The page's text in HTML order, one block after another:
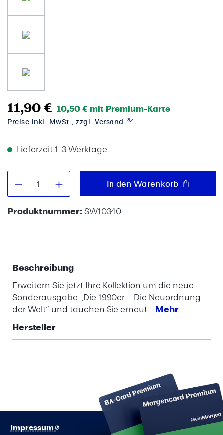
11,90 € 10,50 € mit Premium-Karte
Preise inkl. MwSt., zzgl. Versand
Lieferzeit 1-3 Werktage
Produkt Anzahl: Gib denIn den Warenkorb
Produktnummer:SW10340
Beschreibung
Erweitern Sie jetzt Ihre Kollektion um die neue
Sonderausgabe „Die 1990er – Die Neuordnung
der Welt“ und tauchen Sie erneut… Mehr
Hersteller
Impressum